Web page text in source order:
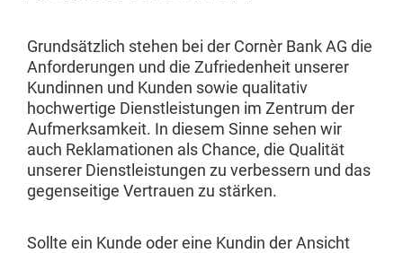
Grundsätzlich stehen bei der Cornèr Bank AG die
Anforderungen und die Zufriedenheit unserer
Kundinnen und Kunden sowie qualitativ
hochwertige Dienstleistungen im Zentrum der
Aufmerksamkeit. In diesem Sinne sehen wir
auch Reklamationen als Chance, die Qualität
unserer Dienstleistungen zu verbessern und das
gegenseitige Vertrauen zu stärken.
Sollte ein Kunde oder eine Kundin der Ansicht